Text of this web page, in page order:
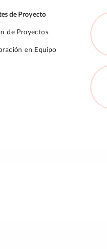
de Proyecto
de Proyectos
en Equipo